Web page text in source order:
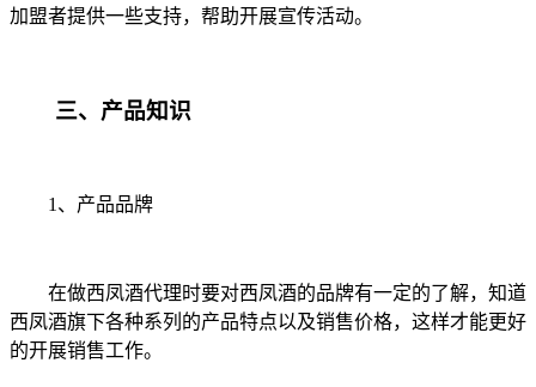
加盟者提供一些支持，帮助开展宣传活动。
三、产品知识
1 、产品品牌
在做西凤酒代理时要对西凤酒的品牌有一定的了解，知道
西凤酒旗下各种系列的产品特点以及销售价格，这样才能更好
的开展销售工作。